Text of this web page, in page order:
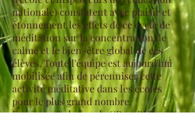
nationale) constatent avec plaisir et
étonnement les effets de ce cycle de
méditation sur la concentration, le
calme et le bien-être global de ces
élèves. Toute l'équipe est aujourd'hui
mobilisée afin de pérenniser cette
activité méditative dans les écoles
pour le plus grand nombre.
En 2024, 18 classes de CP en REP+ont